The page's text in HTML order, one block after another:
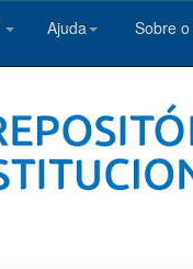
Ajuda Sobre